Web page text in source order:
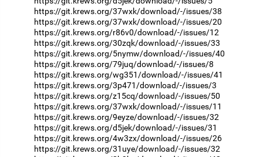
https://git.krews.org/37wxk/download/-/issues/38
https://git.krews.org/37wxk/download/-/issues/20
https://git.krews.org/r86v0/download/-/issues/12
https://git.krews.org/30zqk/download/-/issues/33
https://git.krews.org/5nymw/download/-/issues/40
https://git.krews.org/79juq/download/-/issues/8
https://git.krews.org/wg351/download/-/issues/41
https://git.krews.org/3p471/download/-/issues/3
https://git.krews.org/z15cq/download/-/issues/50
https://git.krews.org/37wxk/download/-/issues/11
https://git.krews.org/9eyze/download/-/issues/32
https://git.krews.org/d5jek/download/-/issues/31
https://git.krews.org/4w3zx/download/-/issues/26
https://git.krews.org/31uye/download/-/issues/32